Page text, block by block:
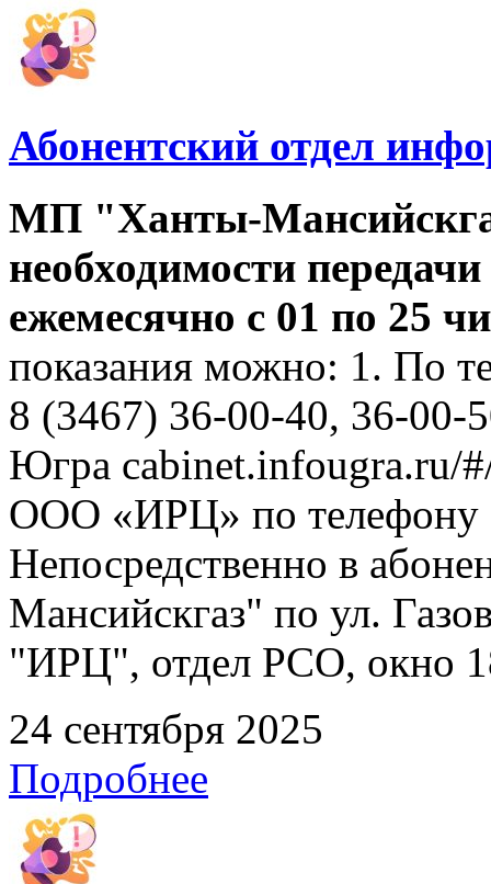
Абонентский отдел
МП "Ханты-
необходимости
ежемесячно с 01 по 25
показания можно: 1. По
8 (3467) 36-00-40, 36-00-
Югра cabinet.infougra.ru/
ООО «ИРЦ» по телефону
Непосредственно в
Мансийскгаз" по ул.
"ИРЦ", отдел РСО, окно
24 сентября 2025
Подробнее